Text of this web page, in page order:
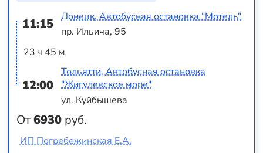
11:15
23 ч 45 м
12:00
От6930 руб.
Донецк, Автобусная остановка "Мотель"
пр. Ильича, 95
Тольятти, Автобусная остановка
"Жигулевское море"
ул. Куйбышева
ИП Погребежинская Е.А.